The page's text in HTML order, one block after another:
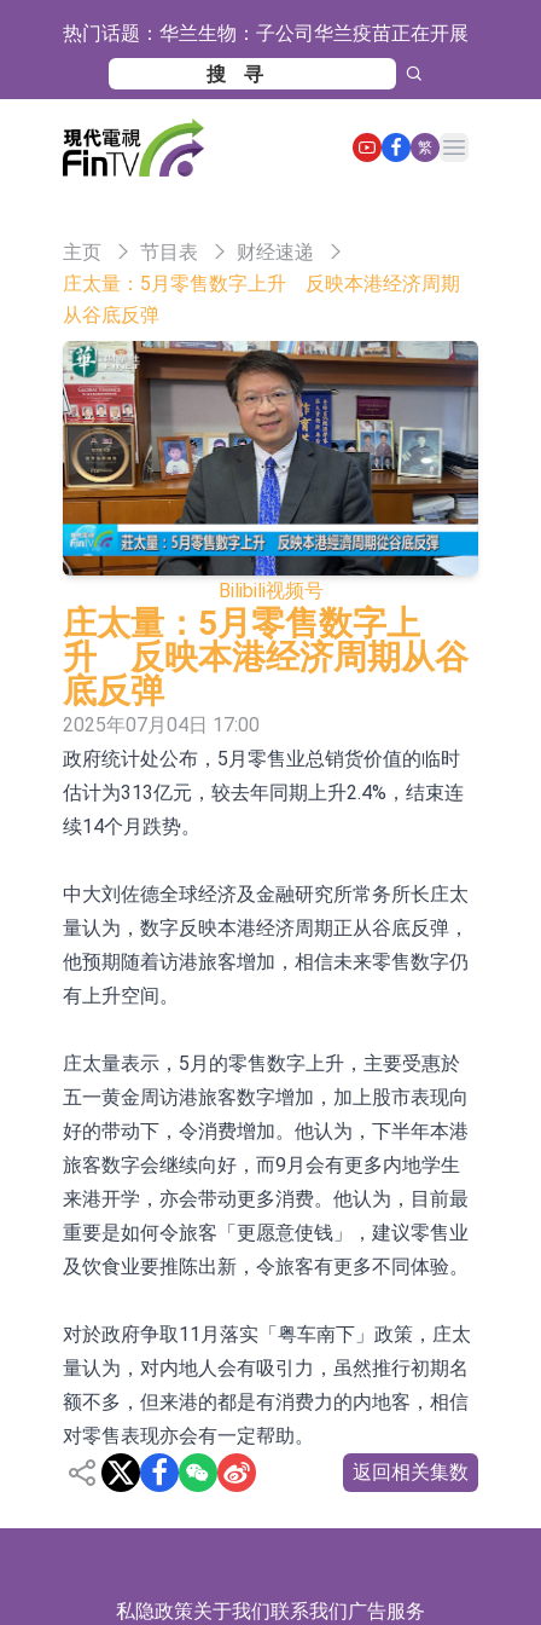
热门话题： 华兰生物：子公司华兰疫苗正在开展
新型流感病毒mRNA疫苗研发工作
通灵股份：公司生产组装的重载
TD550无人机具备行业先发产品优势
千方科技：已形成车路云协同的L4级
商用车技术体系 并进入小规模商用示
京东物流与迅销集团达成战略合作 共
组及液冷互连产品处于小批量供货阶
日韩股市双双收涨
特(688693.CN)跌11.69%
【异动股】鸡肉概念板块拉升，益生
股份(002458.CN)涨10.02%
台积电7月营收同比增加44.7%
【异动股】港股涨幅榜前十，易居企
业控股(02048.HK)涨+84.21%，金辉
控股(09993.HK)涨+45.60%
新时达：暂未生产四足载人机器人
【异动股】鸡肉概念板块拉升，益生
股份(002458.CN)涨10.02%
【异动股】CRO板块拉升，药康生物
(688046.CN)涨19.99%
【异动股】诊断服务板块拉升，贝瑞
基因(000710.CN)涨10.02%
“X-Day”西丽湖路演社清华校友电子信
息专场成功举办
【异动股】港股跌幅榜前十，赛迪顾
问(02176.HK)跌36.75%，佳明集团控
【异动股】港股涨幅榜前十，辰兴发
(06885.HK)涨+44.17%
民富国际(08511.HK)复牌
石药创新(300765.SZ)子公司SYS6037
注射液获美国药物还床试验批准
繁
Open main menu
主页 节目表
财经速递
庄太量：5月零售数字上升 反映本港经济周期
从谷底反弹
Bilibili视频号
庄太量：5月零售数字上
升 反映本港经济周期从谷
底反弹
2025年07月04日 17:00
政府统计处公布，5月零售业总销货价值的临时
估计为313亿元，较去年同期上升2.4%，结束连
续14个月跌势。
中大刘佐德全球经济及金融研究所常务所长庄太
量认为，数字反映本港经济周期正从谷底反弹，
他预期随着访港旅客增加，相信未来零售数字仍
有上升空间。
庄太量表示，5月的零售数字上升，主要受惠於
五一黄金周访港旅客数字增加，加上股市表现向
好的带动下，令消费增加。他认为，下半年本港
旅客数字会继续向好，而9月会有更多内地学生
来港开学，亦会带动更多消费。他认为，目前最
重要是如何令旅客「更愿意使钱」，建议零售业
及饮食业要推陈出新，令旅客有更多不同体验。
对於政府争取11月落实「粤车南下」政策，庄太
量认为，对内地人会有吸引力，虽然推行初期名
额不多，但来港的都是有消费力的内地客，相信
对零售表现亦会有一定帮助。
返回相关集数
私隐政策关于我们联系我们广告服务